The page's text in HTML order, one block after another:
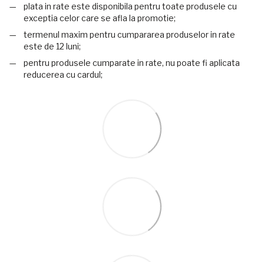
plata in rate este disponibila pentru toate produsele cu
exceptia celor care se afla la promotie;
termenul maxim pentru cumpararea produselor in rate
este de 12 luni;
pentru produsele cumparate in rate, nu poate fi aplicata
reducerea cu cardul;